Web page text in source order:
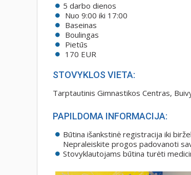
5 darbo dienos
Nuo 9:00 iki 17:00
Baseinas
Boulingas
Pietūs
170 EUR
STOVYKLOS VIETA:
Tarptautinis Gimnastikos Centras,
PAPILDOMA INFORMACIJA:
Būtina išankstinė registracija iki
Nepraleiskite progos padovanoti
Stovyklautojams būtina turėti